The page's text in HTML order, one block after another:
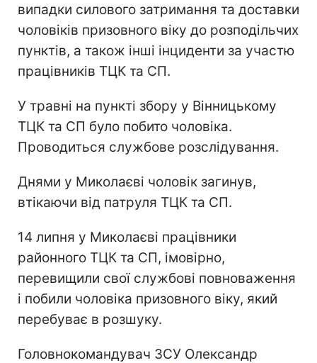
випадки силового затримання та доставки
чоловіків призовного віку до розподільчих
пунктів, а також інші інциденти за участю
працівників ТЦК та СП.
У травні на пункті збору у Вінницькому
ТЦК та СП було побито чоловіка.
Проводиться службове розслідування.
Днями у Миколаєві чоловік загинув,
втікаючи від патруля ТЦК та СП.
14 липня у Миколаєві працівники
районного ТЦК та СП, імовірно,
перевищили свої службові повноваження
і побили чоловіка призовного віку, який
перебуває в розшуку.
Головнокомандувач ЗСУ Олександр